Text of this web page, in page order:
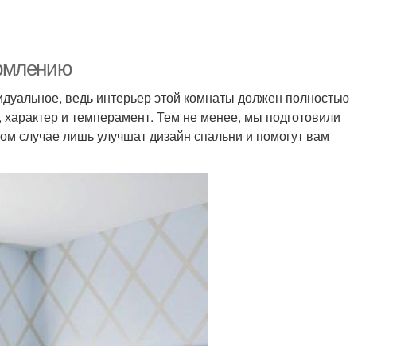
ведь интерьер этой комнаты должен полностью
характер и темперамент. Тем не менее, мы подготовили
случае лишь улучшат дизайн спальни и помогут вам